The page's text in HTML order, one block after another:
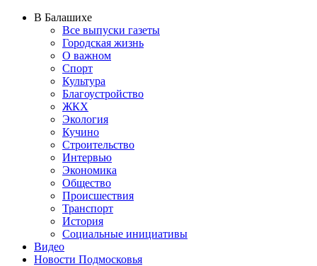
В Балашихе
Все выпуски газеты
Городская жизнь
О важном
Спорт
Культура
Благоустройство
ЖКХ
Экология
Кучино
Строительство
Интервью
Экономика
Общество
Происшествия
Транспорт
История
Социальные инициативы
Видео
Новости Подмосковья